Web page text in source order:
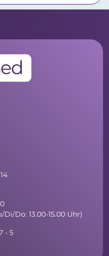
Di/Do: 13.00-15.00 Uhr)
- 5